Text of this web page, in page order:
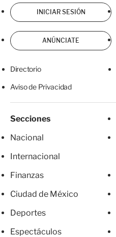
INICIAR SESIÓN
ANÚNCIATE
Directorio
Aviso de Privacidad
Secciones
Nacional
Internacional
Finanzas
Ciudad de México
Deportes
Espectáculos